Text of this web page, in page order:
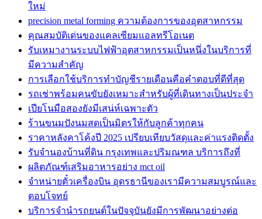
ใหม่
precision metal forming ความต้องการของอุตสาหกรรม
คุณสมบัติเด่นของแคลเซียมแอลทรีโอเนต
รับเหมางานระบบไฟฟ้าอุตสาหกรรมเป็นหนึ่งในบริการที่
มีความสำคัญ
การเลือกใช้บริการทำบัญชีรายเดือนคือคำตอบที่ดีที่สุด
รถเช่าพร้อมคนขับยังเหมาะสำหรับผู้ที่เดินทางเป็นประจำ
เปียโนมือสองยังมีเสน่ห์เฉพาะตัว
ร้านขนมปังนมสดเป็นมิตรให้กับลูกค้าทุกคน
ราคาหลังคาโค้งปี 2025 เปรียบเทียบวัสดุและค่าแรงติดตั้ง
รับจำนองบ้านที่ดิน กรุงเทพและปริมณฑล บริการถึงที่
ผลิตภัณฑ์เสริมอาหารอย่าง mct oil
จำหน่ายตั๋วเครื่องบิน อุดรธานีของเรามีความสมบูรณ์และ
ตอบโจทย์
บริการจำนำรถยนต์ในปัจจุบันยังมีการพัฒนาอย่างต่อ